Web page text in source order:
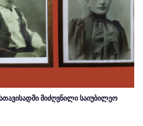
მიძღვნილი საიუბილეო